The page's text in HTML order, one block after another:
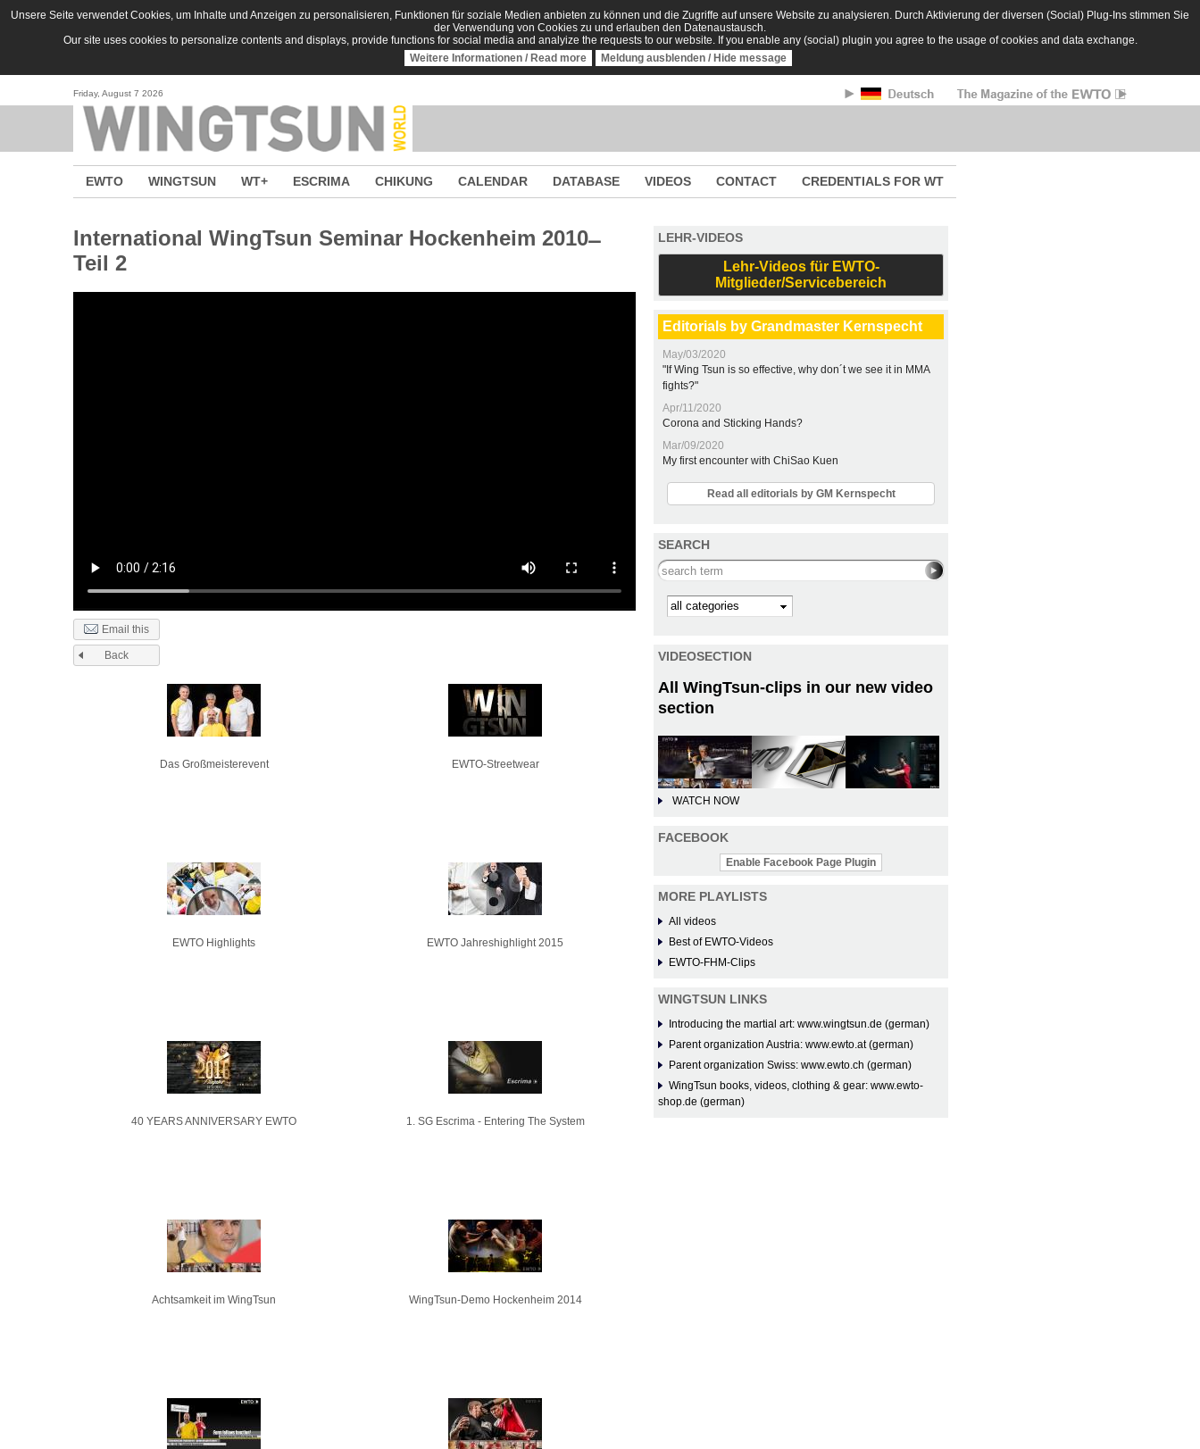
Skip to main content
Unsere Seite verwendet Cookies, um Inhalte und Anzeigen zu personalisieren, Funktionen für soziale Medien anbieten zu können und die Zugriffe auf unsere Website zu analysieren. Durch Aktivierung der diversen (Social) Plug-Ins stimmen Sie
der Verwendung von Cookies zu und erlauben den Datenaustausch.
Our site uses cookies to personalize contents and displays, provide functions for social media and analyize the requests to our website. If you enable any (social) plugin you agree to the usage of cookies and data exchange.
Weitere Informationen / Read more
Meldung ausblenden / Hide message
Friday, August 7 2026
EWTO WINGTSUN WT+ ESCRIMA CHIKUNG CALENDAR DATABASE VIDEOS CONTACT CREDENTIALS FOR WT
International WingTsun Seminar Hockenheim 2010 ̶
Teil 2
Email this
Back
Das Großmeisterevent EWTO-Streetwear
EWTO Highlights EWTO Jahreshighlight 2015
40 YEARS ANNIVERSARY EWTO 1. SG Escrima - Entering The System
Achtsamkeit im WingTsun WingTsun-Demo Hockenheim 2014
LEHR-VIDEOS
Lehr-Videos für EWTO-
Mitglieder/Servicebereich
Editorials by Grandmaster Kernspecht
May/03/2020
"If Wing Tsun is so effective, why don´t we see it in MMA
fights?"
Apr/11/2020
Corona and Sticking Hands?
Mar/09/2020
My first encounter with ChiSao Kuen
Read all editorials by GM Kernspecht
SEARCH
Search this site
Kategorie
VIDEOSECTION
All WingTsun-clips in our new video
section
WATCH NOW
FACEBOOK
Enable Facebook Page Plugin
MORE PLAYLISTS
All videos
Best of EWTO-Videos
EWTO-FHM-Clips
WINGTSUN LINKS
Introducing the martial art: www.wingtsun.de (german)
Parent organization Austria: www.ewto.at (german)
Parent organization Swiss: www.ewto.ch (german)
WingTsun books, videos, clothing & gear: www.ewto-
shop.de (german)